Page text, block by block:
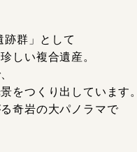
群」として
しい複合遺産。
をつくり出しています。
奇岩の大パノラマで